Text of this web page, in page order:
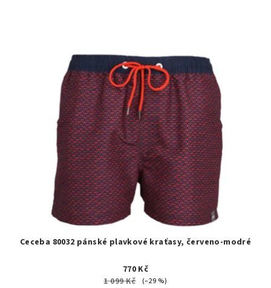
Ceceba 80032 pánské plavkové kraťasy, červeno-modré
770 Kč
1 099 Kč
(–29 %)